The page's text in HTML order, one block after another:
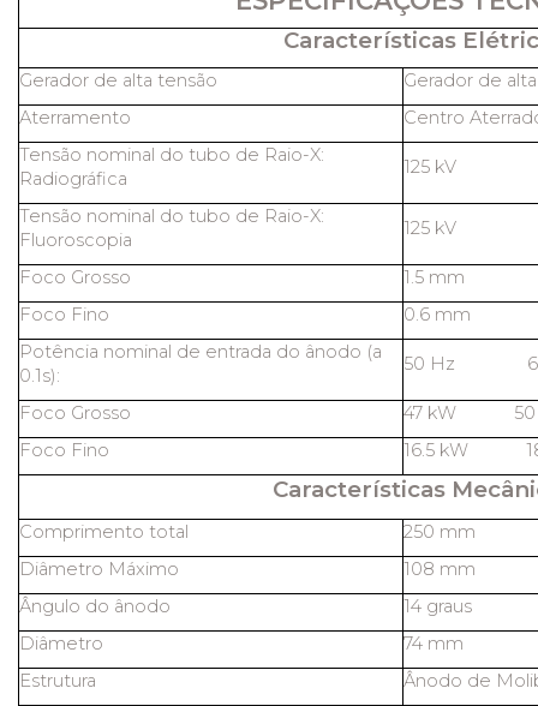
Características
Gerador de alta tensão
Gerador de
Aterramento
Centro
Tensão nominal do tubo de Raio-X:
Radiográfica
125 kV
Tensão nominal do tubo de Raio-X:
Fluoroscopia
125 kV
Foco Grosso
1.5 mm
Foco Fino
0.6 mm
Potência nominal de entrada do ânodo (a
0.1s):
50 Hz 60
Foco Grosso
47 kW 50
Foco Fino
16.5 kW
Características
Comprimento total
250 mm
Diâmetro Máximo
108 mm
Ângulo do ânodo
14 graus
Diâmetro
74 mm
Estrutura
Ânodo de